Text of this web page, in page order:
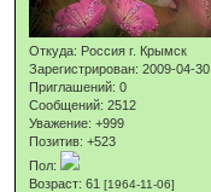
Откуда: Россия г. Крымск
Зарегистрирован: 2009-04-30
Приглашений: 0
Сообщений: 2512
Уважение: +999
Позитив: +523
Пол:
Возраст: 61[1964-11-06]